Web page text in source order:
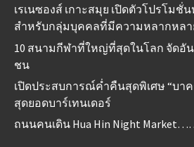
เรเนซองส์ เกาะสมุย เปิดตัวโปรโมชั่
สำหรับกลุ่มบุคคลที่มีความหลากหลาย
10 สนามกีฬาที่ใหญ่ที่สุดในโลก จัดอั
ชน
เปิดประสบการณ์ค่ำคืนสุดพิเศษ “บาค
สุดยอดบาร์เทนเดอร์
ถนนคนเดิน Hua Hin Night